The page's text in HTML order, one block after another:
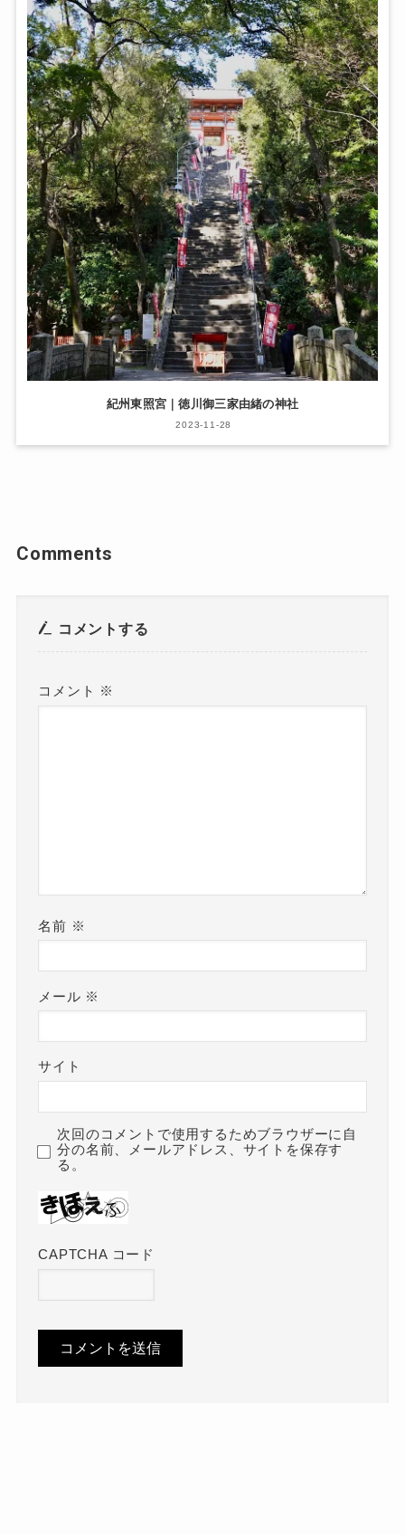
紀州東照宮｜徳川御三家由緒の神社
2023-11-28
Comments
コメントする
コメント ※
名前 ※
メール ※
サイト
次回のコメントで使用するためブラウザーに自
分の名前、メールアドレス、サイトを保存す
る。
CAPTCHA コード